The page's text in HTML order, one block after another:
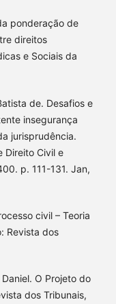
ponderação de
direitos
e Sociais da
de. Desafios e
insegurança
jurisprudência.
Direito Civil e
p. 111-131. Jan,
civil – Teoria
Revista dos
O Projeto do
dos Tribunais,